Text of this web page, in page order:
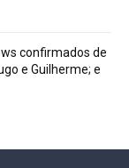
confirmados de
e Guilherme; e